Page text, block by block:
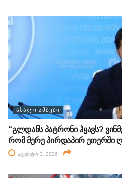
ᲐᲮᲐᲚᲘ ᲐᲛᲑᲔᲑᲘ
“გლდანს პატრონი ჰყავს?
რომ მერე პირდაპირ ეთერში
აგვისტო 3, 2026